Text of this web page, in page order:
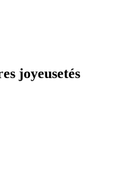
joyeusetés